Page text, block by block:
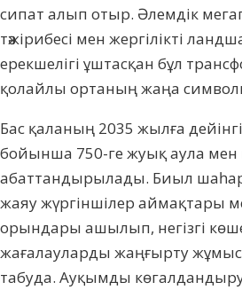
сипат алып отыр. Әлемдік
тәжірибесі мен жергілікті
ерекшелігі ұштасқан бұл
қолайлы ортаның жаңа
Бас қаланың 2035 жылға
бойынша 750-ге жуық аула мен
абаттандырылады. Биыл
жаяу жүргіншілер аймақтары
орындары ашылып, негізгі
жағалауларды жаңғырту
табуда. Ауқымды